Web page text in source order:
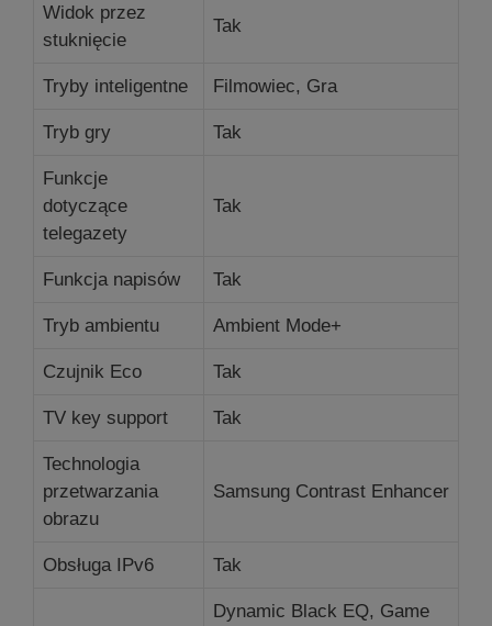
Widok przez
stuknięcie
Tak
Tryby inteligentne Filmowiec, Gra
Tryb gry Tak
Funkcje
dotyczące
telegazety
Tak
Funkcja napisów Tak
Tryb ambientu Ambient Mode+
Czujnik Eco Tak
TV key support Tak
Technologia
przetwarzania
obrazu
Samsung Contrast Enhancer
Obsługa IPv6 Tak
Dynamic Black EQ, Game